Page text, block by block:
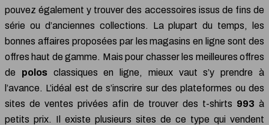
pouvez également y trouver des accessoires issus de fins de
série ou d’anciennes collections. La plupart du temps, les
bonnes affaires proposées par les magasins en ligne sont des
offres haut de gamme. Mais pour chasser les meilleures offres
de polosclassiques en ligne, mieux vaut s’y prendre à
l’avance. L’idéal est de s’inscrire sur des plateformes ou des
sites de ventes privées afin de trouver des t-shirts 993 à
petits prix. Il existe plusieurs sites de ce type qui vendent